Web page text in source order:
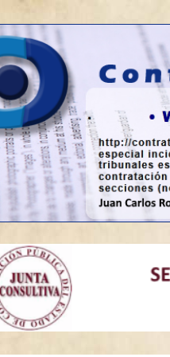
Contrato de
Web sobre contratación pública
Ir
al
contenido